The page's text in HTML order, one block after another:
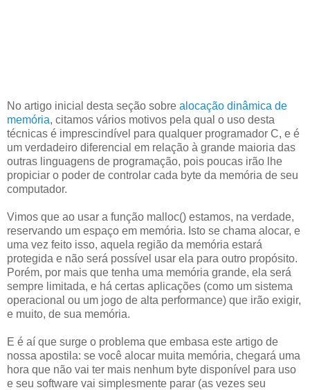
No artigo inicial desta seção sobre alocação dinâmica de
memória, citamos vários motivos pela qual o uso desta
técnicas é imprescindível para qualquer programador C, e é
um verdadeiro diferencial em relação à grande maioria das
outras linguagens de programação, pois poucas irão lhe
propiciar o poder de controlar cada byte da memória de seu
computador.
Vimos que ao usar a função malloc() estamos, na verdade,
reservando um espaço em memória. Isto se chama alocar, e
uma vez feito isso, aquela região da memória estará
protegida e não será possível usar ela para outro propósito.
Porém, por mais que tenha uma memória grande, ela será
sempre limitada, e há certas aplicações (como um sistema
operacional ou um jogo de alta performance) que irão exigir,
e muito, de sua memória.
E é aí que surge o problema que embasa este artigo de
nossa apostila: se você alocar muita memória, chegará uma
hora que não vai ter mais nenhum byte disponível para uso
e seu software vai simplesmente parar (as vezes seu